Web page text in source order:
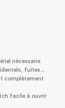
nécessaire
fuites...
complètement
facile à ouvrir